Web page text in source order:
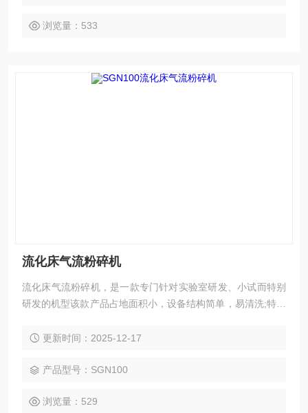
浏览量：533
流化床气流粉碎机
流化床气流粉碎机，是一款专门针对实验室研发、小试而特别
研发的机型该款产品占地面积小，设备结构简单，易清洗;特别
效果与大型设备一致，粉碎后的粒径可达到1-30um
更新时间：2025-12-17
产品型号：SGN100
浏览量：529